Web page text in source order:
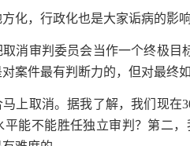
化，行政化也是大家诟病的影
消审判委员会当作一个终极
案件最有判断力的，但对最终
上取消。据我了解，我们现在
平能不能胜任独立审判？第二